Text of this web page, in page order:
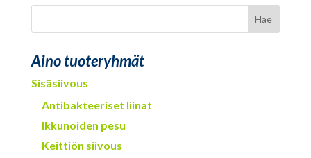
Aino tuoteryhmät
Sisäsiivous
Antibakteeriset liinat
Ikkunoiden pesu
Keittiön siivous